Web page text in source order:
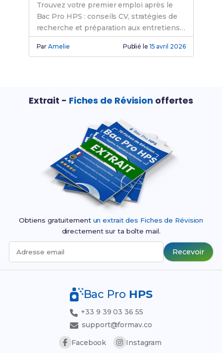
Trouvez votre premier emploi après le
Bac Pro HPS : conseils CV, stratégies de
recherche et préparation aux entretiens
en hygiène.
ParAmelie Publié le 15 avril 2026
Extrait - Fiches de Révision offertes
Obtiens gratuitement un extrait des Fiches de Révision
directement sur ta boîte mail.
Adresse email Recevoir
Bac Pro HPS
+33 9 39 03 36 55
support@formav.co
Facebook
Instagram